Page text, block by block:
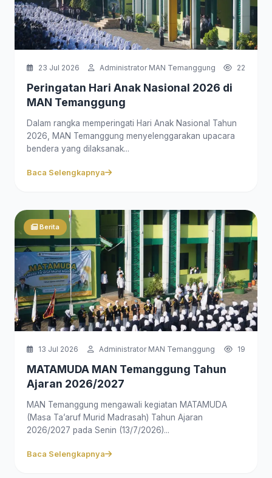
23 Jul 2026 Administrator MAN Temanggung 22
Peringatan Hari Anak Nasional 2026 di
MAN Temanggung
Dalam rangka memperingati Hari Anak Nasional Tahun
2026, MAN Temanggung menyelenggarakan upacara
bendera yang dilaksanak...
Baca Selengkapnya
Berita
13 Jul 2026 Administrator MAN Temanggung 19
MATAMUDA MAN Temanggung Tahun
Ajaran 2026/2027
MAN Temanggung mengawali kegiatan MATAMUDA
(Masa Ta’aruf Murid Madrasah) Tahun Ajaran
2026/2027 pada Senin (13/7/2026)...
Baca Selengkapnya